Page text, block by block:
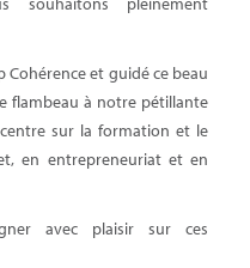
Cohérence et guidé ce beau
flambeau à notre pétillante
sur la formation et le
en entrepreneuriat et en
avec plaisir sur ces